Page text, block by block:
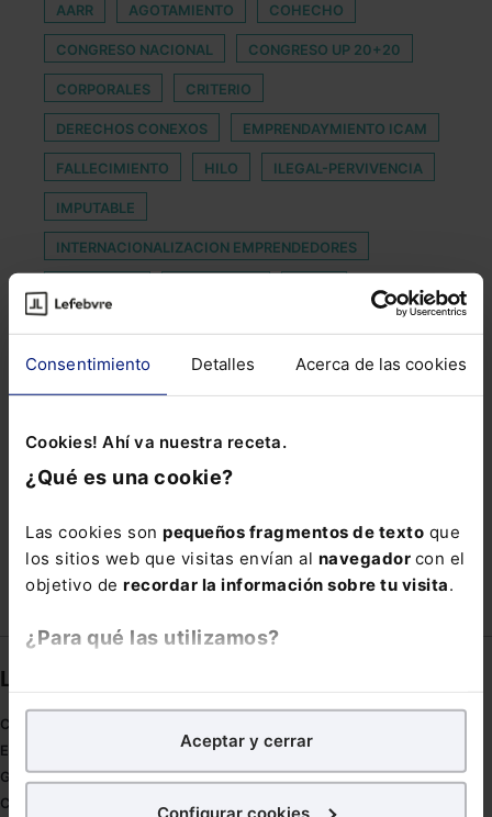
Consentimiento Detalles Acerca de las cookies
Cookies! Ahí va nuestra receta.
¿Qué es una cookie?
Las cookies son pequeños fragmentos de texto que
los sitios web que visitas envían al navegador con el
objetivo de recordar la información sobre tu visita.
¿Para qué las utilizamos?
analíticospara tratar demejorar tu experienciaen
nuestra página web. También con fines publicitarios,
para poder mostrarte publicidad y contenidos de tu
Aceptar y cerrar
Configurar cookies
AARR AGOTAMIENTO COHECHO
CONGRESO NACIONAL CONGRESO UP 20+20
CORPORALES CRITERIO
DERECHOS CONEXOS EMPRENDAYMIENTO ICAM
FALLECIMIENTO HILO ILEGAL-PERVIVENCIA
IMPUTABLE
INTERNACIONALIZACION EMPRENDEDORES
MERCADO DE CRIPTOACTIVOS OBRA PUBLICA
PRUEBA EN REVISIÓN REGULADOR
SALUD MENTAL TELEFONICAS
TRAMITE TRIBUNAL DE EEUU
Links directos
Coronavirus
Estudio de salud abogacía
Gestión de despachos
Compliance